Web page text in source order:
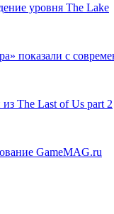
уровня The Lake
показали с
The Last of Us part 2
GameMAG.ru